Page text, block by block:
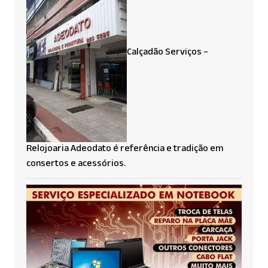
Calçadão Serviços –
Relojoaria Adeodato é referência e tradição em
consertos e acessórios.